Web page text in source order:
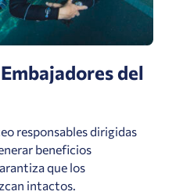
del
responsables dirigidas
beneficios
que los
intactos.